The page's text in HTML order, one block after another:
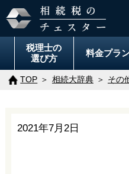
税理士の
選び方
料金プラ
TOP 相続大辞典 その
2021年7月2日